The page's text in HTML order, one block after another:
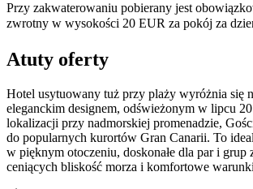
Przy zakwaterowaniu pobierany jest
zwrotny w wysokości 20 EUR za pokój za
Atuty oferty
Hotel usytuowany tuż przy plaży wyróżnia się
eleganckim designem, odświeżonym w lipcu
lokalizacji przy nadmorskiej promenadzie,
do popularnych kurortów Gran Canarii. To
w pięknym otoczeniu, doskonałe dla par i grup
ceniących bliskość morza i komfortowe